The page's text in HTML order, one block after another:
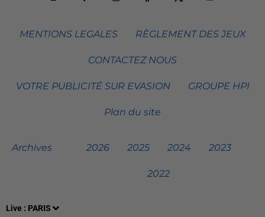
Live : PARIS
MENTIONS LEGALES RÈGLEMENT DES JEUX
CONTACTEZ NOUS
VOTRE PUBLICITÉ SUR EVASION GROUPE HPI
Plan du site
Archives 2026 2025 2024 2023
2022